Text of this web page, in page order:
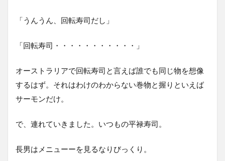
「うんうん、回転寿司だし」
「回転寿司・・・・・・・・・・・」
オーストラリアで回転寿司と言えば誰でも同じ物を想像
するはず。それはわけのわからない巻物と握りといえば
サーモンだけ。
で、連れていきました。いつもの平禄寿司。
長男はメニューーを見るなりびっくり。